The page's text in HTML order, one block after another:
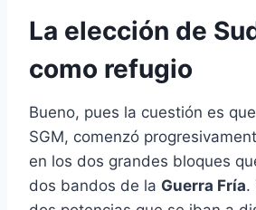
La elección de
como refugio
Bueno, pues la cuestión es
SGM, comenzó
en los dos grandes bloques
dos bandos de la Guerra Fría.